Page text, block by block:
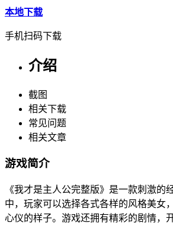
本地下载
手机扫码下载
介绍
截图
相关下载
常见问题
相关文章
游戏简介
《我才是主人公完整版》是一款刺激的
中，玩家可以选择各式各样的风格美女
心仪的样子。游戏还拥有精彩的剧情，